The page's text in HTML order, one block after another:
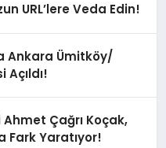
URL’lere Veda Edin!
Ankara Ümitköy/
Açıldı!
Çağrı Koçak,
Fark Yaratıyor!